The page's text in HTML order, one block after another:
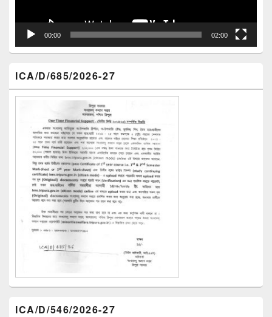
00:00 02:00
ICA/D/685/2026-27
ICA/D/546/2026-27